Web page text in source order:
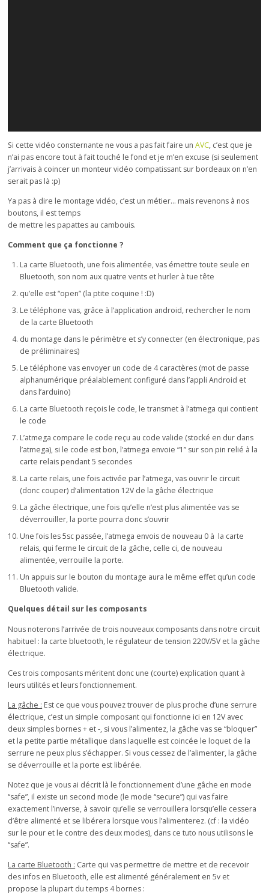
Si cette vidéo consternante ne vous a pas fait faire unAVC, c’est que je
n’ai pas encore tout à fait touché le fond et je m’en excuse (si seulement
j’arrivais à coincer un monteur vidéo compatissant sur bordeaux on n’en
serait pas là :p)
Ya pas à dire le montage vidéo, c’est un métier… mais revenons à nos
boutons, il est temps
de mettre les papattes au cambouis.
Comment que ça fonctionne ?
La carte Bluetooth, une fois alimentée, vas émettre toute seule en
Bluetooth, son nom aux quatre vents et hurler à tue tête
qu’elle est “open” (la ptite coquine ! :D)
Le téléphone vas, grâce à l’application android, rechercher le nom
de la carte Bluetooth
du montage dans le périmètre et s’y connecter (en électronique, pas
de préliminaires)
Le téléphone vas envoyer un code de 4 caractères (mot de passe
alphanumérique préalablement configuré dans l’appli Android et
dans l’arduino)
La carte Bluetooth reçois le code, le transmet à l’atmega qui contient
le code
L’atmega compare le code reçu au code valide (stocké en dur dans
l’atmega), si le code est bon, l’atmega envoie “1” sur son pin relié à la
carte relais pendant 5 secondes
La carte relais, une fois activée par l’atmega, vas ouvrir le circuit
(donc couper) d’alimentation 12V de la gâche électrique
La gâche électrique, une fois qu’elle n’est plus alimentée vas se
déverrouiller, la porte pourra donc s’ouvrir
Une fois les 5sc passée, l’atmega envois de nouveau 0 à la carte
relais, qui ferme le circuit de la gâche, celle ci, de nouveau
alimentée, verrouille la porte.
Un appuis sur le bouton du montage aura le même effet qu’un code
Bluetooth valide.
Quelques détail sur les composants
Nous noterons l’arrivée de trois nouveaux composants dans notre circuit
habituel : la carte bluetooth, le régulateur de tension 220V/5V et la gâche
électrique.
Ces trois composants méritent donc une (courte) explication quant à
leurs utilités et leurs fonctionnement.
La gâche : Est ce que vous pouvez trouver de plus proche d’une serrure
électrique, c’est un simple composant qui fonctionne ici en 12V avec
deux simples bornes + et -, si vous l’alimentez, la gâche vas se “bloquer”
et la petite partie métallique dans laquelle est coincée le loquet de la
serrure ne peux plus s’échapper. Si vous cessez de l’alimenter, la gâche
se déverrouille et la porte est libérée.
Notez que je vous ai décrit là le fonctionnement d’une gâche en mode
“safe”, il existe un second mode (le mode “secure”) qui vas faire
exactement l’inverse, à savoir qu’elle se verrouillera lorsqu’elle cessera
d’être alimenté et se libérera lorsque vous l’alimenterez. (cf : la vidéo
sur le pour et le contre des deux modes), dans ce tuto nous utilisons le
“safe”.
La carte Bluetooth : Carte qui vas permettre de mettre et de recevoir
des infos en Bluetooth, elle est alimenté généralement en 5v et
propose la plupart du temps 4 bornes :